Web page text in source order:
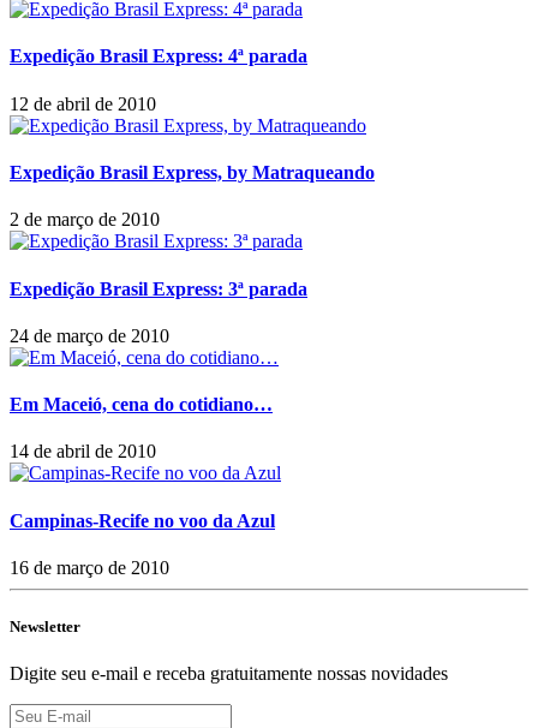
Expedição Brasil Express: 4ª parada
12 de abril de 2010
Expedição Brasil Express, by Matraqueando
2 de março de 2010
Expedição Brasil Express: 3ª parada
24 de março de 2010
Em Maceió, cena do cotidiano…
14 de abril de 2010
Campinas-Recife no voo da Azul
16 de março de 2010
Newsletter
Digite seu e-mail e receba gratuitamente nossas novidades